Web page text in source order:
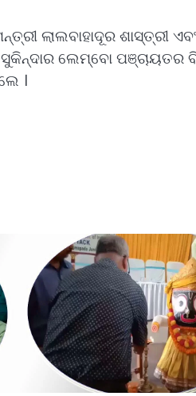
ଲାଲବାହାଦୂର ଶାସ୍ତ୍ରୀ
ଲେମ୍ବୋ ପଞ୍ଚାୟତର
।